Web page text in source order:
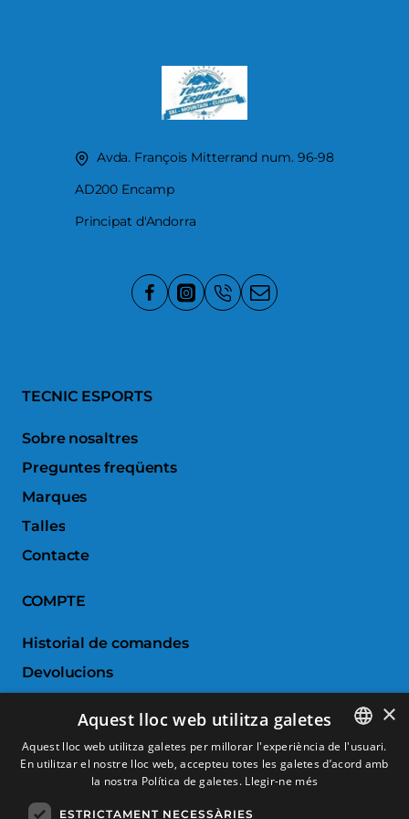
Avda. François Mitterrand num. 96-98
AD200 Encamp
Principat d'Andorra
TECNIC ESPORTS
Sobre nosaltres
Preguntes freqüents
Marques
Talles
Contacte
COMPTE
Historial de comandes
Devolucions
Comparar productes
SERVEI AL CLIENT
SPANISH
×
Aquest lloc web utilitza galetes
Aquest lloc web utilitza galetes per millorar l'experiència de l'usuari.
En utilitzar el nostre lloc web, accepteu totes les galetes d’acord amb
la nostra Política de galetes. Llegir-ne més
ESTRICTAMENT NECESSÀRIES